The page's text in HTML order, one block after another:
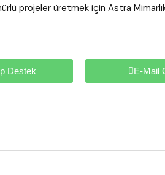
projeler üretmek için Astra
Destek E-Mail